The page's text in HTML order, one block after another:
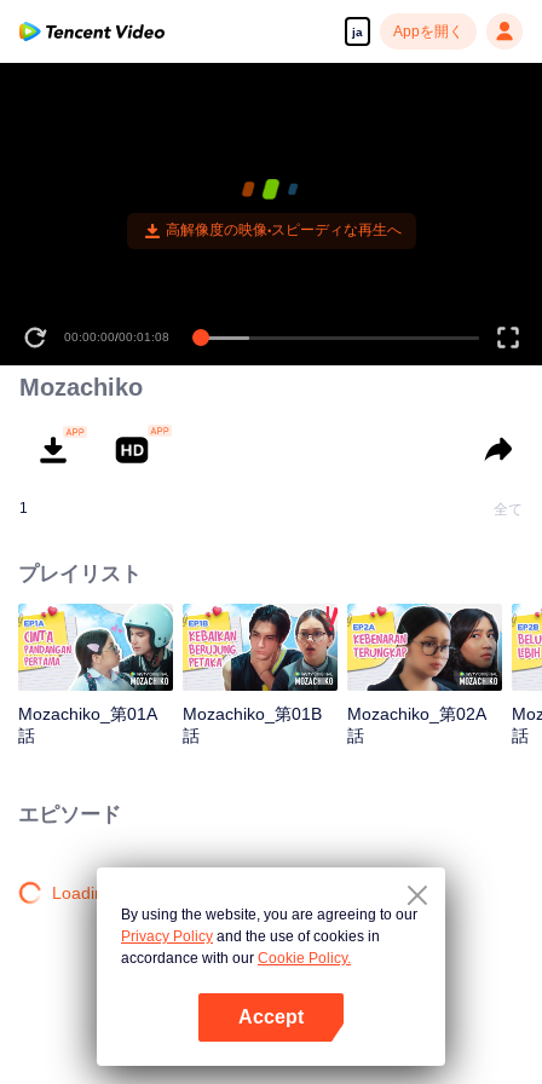
ja Appを開く
高解像度の映像•スピーディな再生へ
00:00:00/00:01:08
Mozachiko
1 全て
プレイリスト
Mozachiko_第01A
話
Mozachiko_第01B
話
Mozachiko_第02A
話
話
エピソード
Loading…
By using the website, you are agreeing to our
Privacy Policy and the use of cookies in
accordance with our Cookie Policy.
Accept